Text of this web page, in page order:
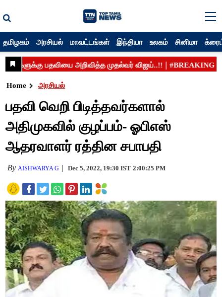
தமிழகம் அரசியல் மாவட்டங்கள் இந்தியா உலகம் சினிமா
Home அரசியல்
பதவி வெறி பிடித்தவர்களால்
அதிமுகவில் குழப்பம்- ஓபிஎஸ்
ஆதரவாளர் ரத்தின சபாபதி
By AISHWARYA G Dec 5, 2022, 19:30 IST 2:00:25 PM